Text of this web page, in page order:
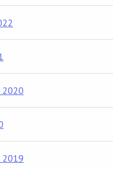
2020
2019